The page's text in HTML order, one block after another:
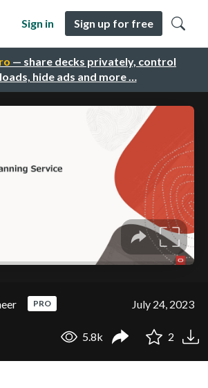
— share decks privately, control
hide ads and more …
Sign in Sign up for free
PRO July 24, 2023
5.8k 2